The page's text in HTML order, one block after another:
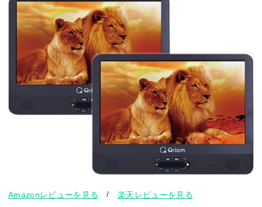
Amazonレビューを見る /楽天レビューを見る